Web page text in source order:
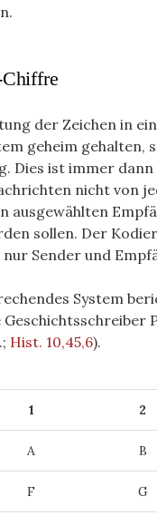
der Zeichen in
geheim gehalten,
Dies ist immer
nicht von
ausgewählten
sollen. Der
Sender und
System
Hist. 10,45,6).
1 2
A B
F G